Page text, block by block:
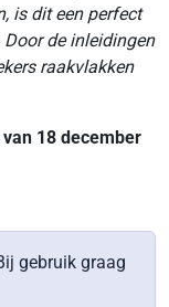
is dit een perfect
de inleidingen
raakvlakken
18 december
gebruik graag